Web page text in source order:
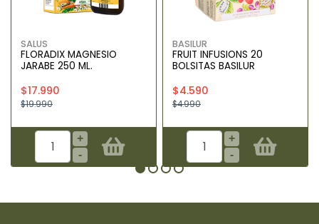
SALUS
FLORADIX MAGNESIO
JARABE 250 ML.
$17.990
$19.990
+
-
BASILUR
FRUIT INFUSIONS 20
BOLSITAS BASILUR
$4.590
$4.990
+
-